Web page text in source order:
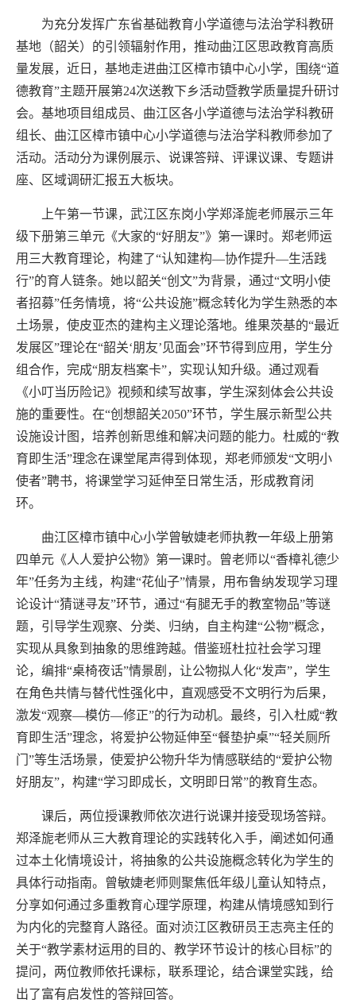
为充分发挥广东省基础教育小学道德与法治学科教研
基地（韶关）的引领辐射作用，推动曲江区思政教育高质
量发展，近日，基地走进曲江区樟市镇中心小学，围绕“道
德教育”主题开展第24次送教下乡活动暨教学质量提升研讨
会。基地项目组成员、曲江区各小学道德与法治学科教研
组长、曲江区樟市镇中心小学道德与法治学科教师参加了
活动。活动分为课例展示、说课答辩、评课议课、专题讲
座、区域调研汇报五大板块。
上午第一节课，武江区东岗小学郑泽旎老师展示三年
级下册第三单元《大家的“好朋友”》第一课时。郑老师运
用三大教育理论，构建了“认知建构—协作提升—生活践
行”的育人链条。她以韶关“创文”为背景，通过“文明小使
者招募”任务情境，将“公共设施”概念转化为学生熟悉的本
土场景，使皮亚杰的建构主义理论落地。维果茨基的“最近
发展区”理论在“韶关‘朋友’见面会”环节得到应用，学生分
组合作，完成“朋友档案卡”，实现认知升级。通过观看
《小叮当历险记》视频和续写故事，学生深刻体会公共设
施的重要性。在“创想韶关2050”环节，学生展示新型公共
设施设计图，培养创新思维和解决问题的能力。杜威的“教
育即生活”理念在课堂尾声得到体现，郑老师颁发“文明小
使者”聘书，将课堂学习延伸至日常生活，形成教育闭
环。
曲江区樟市镇中心小学曾敏婕老师执教一年级上册第
四单元《人人爱护公物》第一课时。曾老师以“香樟礼德少
年”任务为主线，构建“花仙子”情景，用布鲁纳发现学习理
论设计“猜谜寻友”环节，通过“有腿无手的教室物品”等谜
题，引导学生观察、分类、归纳，自主构建“公物”概念，
实现从具象到抽象的思维跨越。借鉴班杜拉社会学习理
论，编排“桌椅夜话”情景剧，让公物拟人化“发声”，学生
在角色共情与替代性强化中，直观感受不文明行为后果，
激发“观察—模仿—修正”的行为动机。最终，引入杜威“教
育即生活”理念，将爱护公物延伸至“餐垫护桌”“轻关厕所
门”等生活场景，使爱护公物升华为情感联结的“爱护公物
好朋友”，构建“学习即成长，文明即日常”的教育生态。
课后，两位授课教师依次进行说课并接受现场答辩。
郑泽旎老师从三大教育理论的实践转化入手，阐述如何通
过本土化情境设计，将抽象的公共设施概念转化为学生的
具体行动指南。曾敏婕老师则聚焦低年级儿童认知特点，
分享如何通过多重教育心理学原理，构建从情境感知到行
为内化的完整育人路径。面对浈江区教研员王志亮主任的
关于“教学素材运用的目的、教学环节设计的核心目标”的
提问，两位教师依托课标，联系理论，结合课堂实践，给
出了富有启发性的答辩回答。